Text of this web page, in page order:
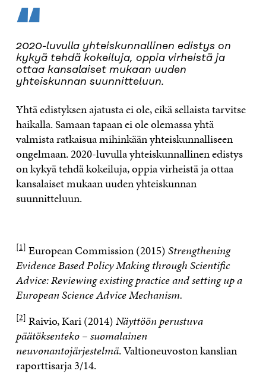
“
2020-luvulla yhteiskunnallinen edistys on
kykyä tehdä kokeiluja, oppia virheistä ja
ottaa kansalaiset mukaan uuden
yhteiskunnan suunnitteluun.
Yhtä edistyksen ajatusta ei ole, eikä sellaista tarvitse
haikalla. Samaan tapaan ei ole olemassa yhtä
valmista ratkaisua mihinkään yhteiskunnalliseen
ongelmaan. 2020-luvulla yhteiskunnallinen edistys
on kykyä tehdä kokeiluja, oppia virheistä ja ottaa
kansalaiset mukaan uuden yhteiskunnan
suunnitteluun.
[1] European Commission (2015)Strengthening
Evidence Based Policy Making through Scientific
Advice: Reviewing existing practice and setting up a
European Science Advice Mechanism.
[2] Raivio, Kari (2014)Näyttöön perustuva
päätöksenteko – suomalainen
neuvonantojärjestelmä. Valtioneuvoston kanslian
raporttisarja 3/14.